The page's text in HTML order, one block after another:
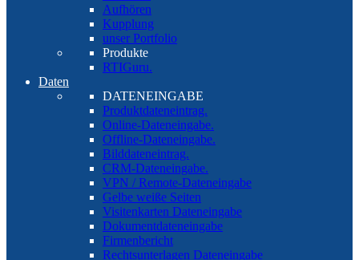
Aufhören
Kupplung
unser Portfolio
Produkte
RTIGuru.
Daten
DATENEINGABE
Produktdateneintrag.
Online-Dateneingabe.
Offline-Dateneingabe.
Bilddateneintrag.
CRM-Dateneingabe.
VPN / Remote-Dateneingabe
Gelbe weiße Seiten
Visitenkarten Dateneingabe
Dokumentdateneingabe
Firmenbericht
Rechtsunterlagen Dateneingabe